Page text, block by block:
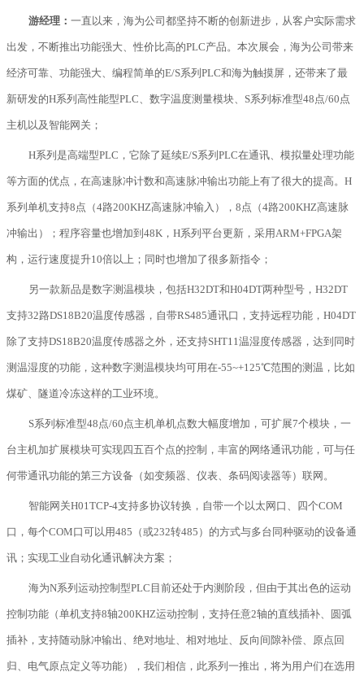
游经理： 一直以来，海为公司都坚持不断的创新进步，从客户实际需求
出发，不断推出功能强大、性价比高的PLC产品。本次展会，海为公司带来
经济可靠、功能强大、编程简单的E/S系列PLC和海为触摸屏，还带来了最
新研发的H系列高性能型PLC、数字温度测量模块、S系列标准型48点/60点
主机以及智能网关；
H系列是高端型PLC，它除了延续E/S系列PLC在通讯、模拟量处理功能
等方面的优点，在高速脉冲计数和高速脉冲输出功能上有了很大的提高。H
系列单机支持8点（4路200KHZ高速脉冲输入），8点（4路200KHZ高速脉
冲输出）；程序容量也增加到48K，H系列平台更新，采用ARM+FPGA架
构，运行速度提升10倍以上；同时也增加了很多新指令；
另一款新品是数字测温模块，包括H32DT和H04DT两种型号，H32DT
支持32路DS18B20温度传感器，自带RS485通讯口，支持远程功能，H04DT
除了支持DS18B20温度传感器之外，还支持SHT11温湿度传感器，达到同时
测温湿度的功能，这种数字测温模块均可用在-55~+125℃范围的测温，比如
煤矿、隧道冷冻这样的工业环境。
S系列标准型48点/60点主机单机点数大幅度增加，可扩展7个模块，一
台主机加扩展模块可实现四五百个点的控制，丰富的网络通讯功能，可与任
何带通讯功能的第三方设备（如变频器、仪表、条码阅读器等）联网。
智能网关H01TCP-4支持多协议转换，自带一个以太网口、四个COM
口，每个COM口可以用485（或232转485）的方式与多台同种驱动的设备通
讯；实现工业自动化通讯解决方案；
海为N系列运动控制型PLC目前还处于内测阶段，但由于其出色的运动
控制功能（单机支持8轴200KHZ运动控制，支持任意2轴的直线插补、圆弧
插补，支持随动脉冲输出、绝对地址、相对地址、反向间隙补偿、原点回
归、电气原点定义等功能），我们相信，此系列一推出，将为用户们在选用